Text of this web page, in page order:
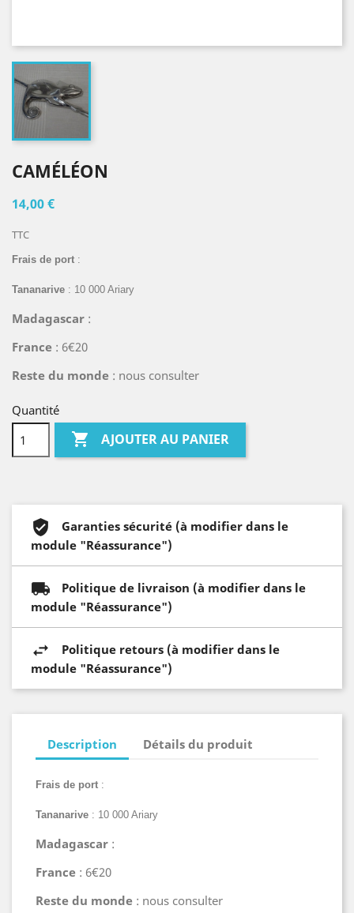
CAMÉLÉON
14,00 €
TTC
Frais de port :
Tananarive : 10 000 Ariary
Madagascar :
France : 6€20
Reste du monde : nous consulter
Quantité
 AJOUTER AU PANIER
Garanties sécurité (à modifier dans le
module "Réassurance")
Politique de livraison (à modifier dans le
module "Réassurance")
Politique retours (à modifier dans le
module "Réassurance")
Description Détails du produit
Frais de port :
Tananarive : 10 000 Ariary
Madagascar :
France : 6€20
Reste du monde : nous consulter